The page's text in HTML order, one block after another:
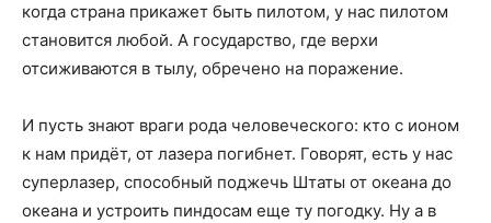
когда страна прикажет быть пилотом, у нас пилотом
становится любой. А государство, где верхи
отсиживаются в тылу, обречено на поражение.
И пусть знают враги рода человеческого: кто с ионом
к нам придёт, от лазера погибнет. Говорят, есть у нас
суперлазер, способный поджечь Штаты от океана до
океана и устроить пиндосам еще ту погодку. Ну а в